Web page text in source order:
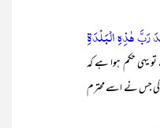
رَبَّ ہٰذِہِ الۡبَلۡدَۃِ
تو یہی حکم ہوا ہے کہ
جس نے اسے محترم